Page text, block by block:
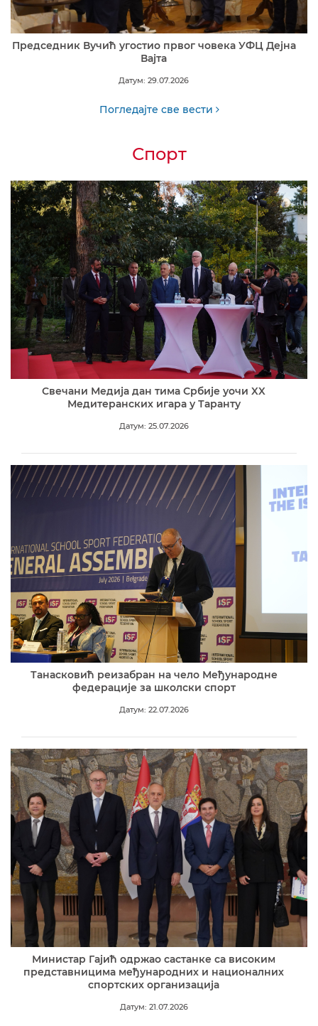
Председник Вучић угостио првог човека УФЦ Дејна
Вајта
Датум: 29.07.2026
Погледајте све вести
Спорт
Свечани Медија дан тима Србије уочи XX
Медитеранских игара у Таранту
Датум: 25.07.2026
Танасковић реизабран на чело Међународне
федерације за школски спорт
Датум: 22.07.2026
Министар Гајић одржао састанке са високим
представницима међународних и националних
спортских организација
Датум: 21.07.2026